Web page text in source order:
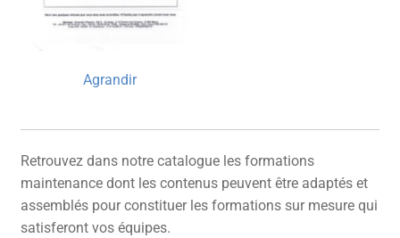
Agrandir
Retrouvez dans notre catalogue les formations
maintenance dont les contenus peuvent être adaptés et
assemblés pour constituer les formations sur mesure qui
satisferont vos équipes.